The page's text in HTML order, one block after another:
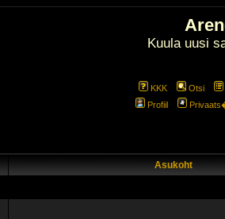
Kuula uusi
KKK Otsi
Profiil
Asukoht